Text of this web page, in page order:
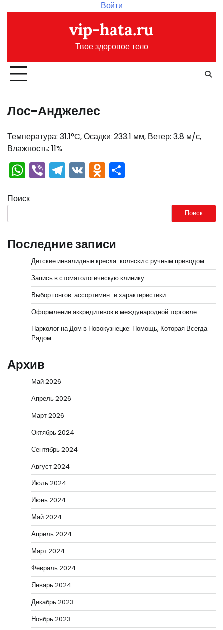
Войти
vip-hata.ru
Твое здоровое тело
Лос-Анджелес
Температура: 31.1°C, Осадки: 233.1 мм, Ветер: 3.8 м/с,
Влажность: 11%
WhatsApp
ViberTelegram
VKOdnoklassniki
Поиск
Поиск
Последние записи
Детские инвалидные кресла-коляски с ручным приводом
Запись в стоматологическую клинику
Выбор гонгов: ассортимент и характеристики
Оформление аккредитивов в международной торговле
Нарколог на Дом в Новокузнецке: Помощь, Которая Всегда
Рядом
Архив
Май 2026
Апрель 2026
Март 2026
Октябрь 2024
Сентябрь 2024
Август 2024
Июль 2024
Июнь 2024
Май 2024
Апрель 2024
Март 2024
Февраль 2024
Январь 2024
Декабрь 2023
Ноябрь 2023